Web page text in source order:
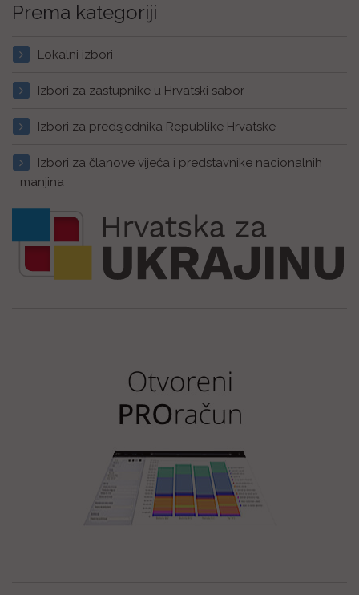
Prema kategoriji
Lokalni izbori
Izbori za zastupnike u Hrvatski sabor
Izbori za predsjednika Republike Hrvatske
Izbori za članove vijeća i predstavnike nacionalnih
manjina